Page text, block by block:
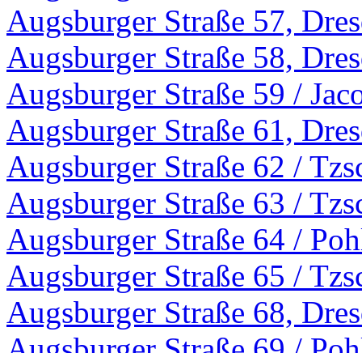
Augsburger Straße 57,
Augsburger Straße 58,
Augsburger Straße 59 /
Augsburger Straße 61,
Augsburger Straße 62 /
Augsburger Straße 63 /
Augsburger Straße 64 /
Augsburger Straße 65 /
Augsburger Straße 68,